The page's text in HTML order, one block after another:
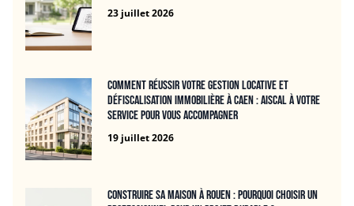
23 juillet 2026
Comment réussir votre gestion locative et
défiscalisation immobilière à Caen : Aiscal à votre
service pour vous accompagner
19 juillet 2026
Construire sa maison à Rouen : pourquoi choisir un